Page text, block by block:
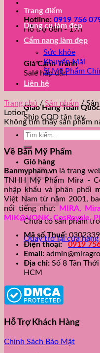
Hotline: 0919 756
Hỗ trợ 08h - 17h
Giá Cạnh Tranh
Sale hấp dẫn
Giao Hàng Toàn Quốc
Ship COD tận tay
Tìm
Giỏ hàng
Chưa có sản phẩm
Quay trở lại cửa hàng
Trang điểm
Dụng cụ làm đẹp
Cẩm nang làm đẹp
Sức khỏe
Khuyến Mãi
Sỉ Mỹ Phẩm
Liên hệ
Trang chủ / Sản phẩm /Sản
Lotion”
Không tìm thấy sản phẩm
Về Bán Mỹ Phẩm
Banmypham.vn là trang
TNHH Mỹ Phẩm Mira -
nhập khẩu và phân phối
Việt Nam từ năm 2001,
nổi tiếng như: MIRA,
MIK@VONK, CosRoyale,
Mã số Thuế:
Điện thoại: 0919
Email:
Địa chỉ: Số 8 Tân
HCM
Hỗ Trợ Khách Hàng
Chính Sách Bảo Mật